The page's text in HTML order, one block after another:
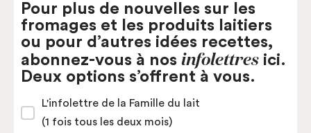
Pour plus de nouvelles sur les
fromages et les produits laitiers
ou pour d’autres idées recettes,
abonnez-vous à nos infolettres ici.
Deux options s’offrent à vous.
L'infolettre de la Famille du lait
(1 fois tous les deux mois)